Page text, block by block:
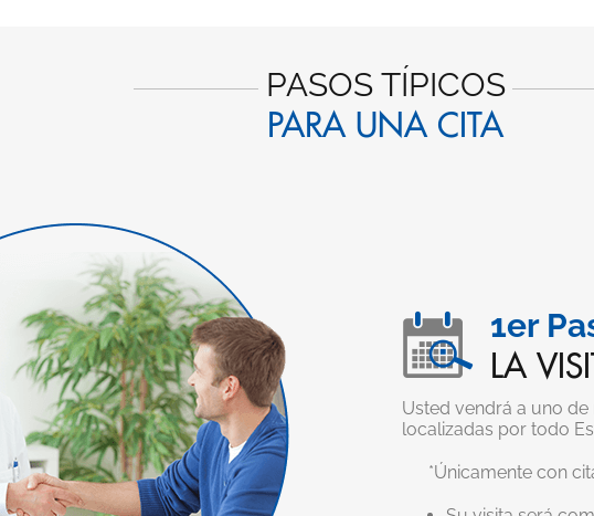
PASOS TÍPICOS
PARA UNA CITA
1er
LA
Usted vendrá a uno
localizadas por todo
*Únicamente con